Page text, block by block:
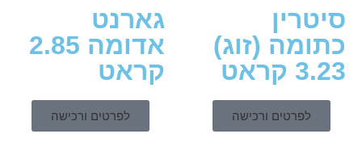
(זוג)
לפרטים ורכישה
גארנט
אדומה 2.85
קראט
לפרטים ורכישה